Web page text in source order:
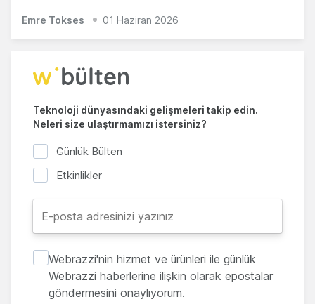
Emre Tokses 01 Haziran 2026
Teknoloji dünyasındaki gelişmeleri takip edin.
Neleri size ulaştırmamızı istersiniz?
Günlük Bülten
Etkinlikler
Webrazzi'nin hizmet ve ürünleri ile günlük
Webrazzi haberlerine ilişkin olarak epostalar
göndermesini onaylıyorum.